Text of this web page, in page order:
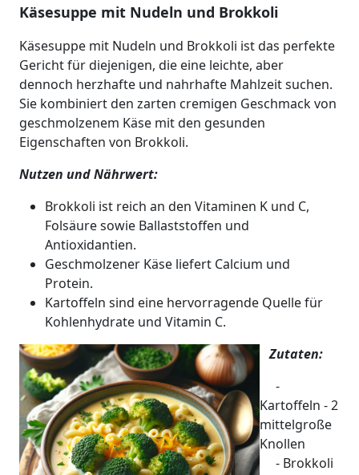
Käsesuppe mit Nudeln und Brokkoli
Käsesuppe mit Nudeln und Brokkoli ist das perfekte
Gericht für diejenigen, die eine leichte, aber
dennoch herzhafte und nahrhafte Mahlzeit suchen.
Sie kombiniert den zarten cremigen Geschmack von
geschmolzenem Käse mit den gesunden
Eigenschaften von Brokkoli.
Nutzen und Nährwert:
Brokkoli ist reich an den Vitaminen K und C,
Folsäure sowie Ballaststoffen und
Antioxidantien.
Geschmolzener Käse liefert Calcium und
Protein.
Kartoffeln sind eine hervorragende Quelle für
Kohlenhydrate und Vitamin C.
Zutaten:
-
Kartoffeln - 2
mittelgroße
Knollen
- Brokkoli